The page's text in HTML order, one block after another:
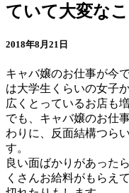
ていて大変な
2018年8月21日
キャバ嬢のお仕事が今
は大学生くらいの女子
広くとっているお店も
でも、キャバ嬢のお仕
わりに、反面結構つら
す。
良い面ばかりがあった
くさんお給料がもらえ